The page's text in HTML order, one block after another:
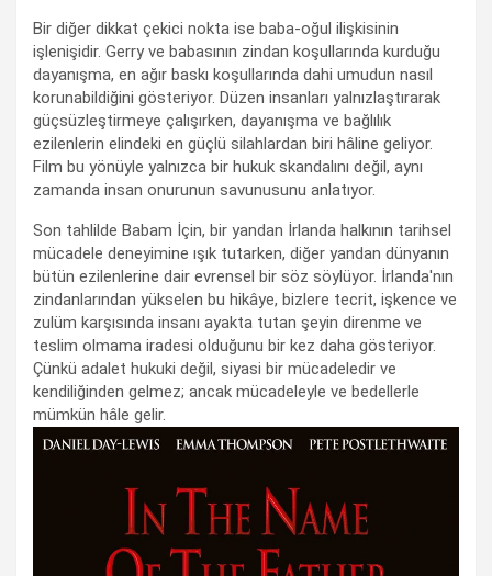
Bir diğer dikkat çekici nokta ise baba-oğul ilişkisinin
işlenişidir. Gerry ve babasının zindan koşullarında kurduğu
dayanışma, en ağır baskı koşullarında dahi umudun nasıl
korunabildiğini gösteriyor. Düzen insanları yalnızlaştırarak
güçsüzleştirmeye çalışırken, dayanışma ve bağlılık
ezilenlerin elindeki en güçlü silahlardan biri hâline geliyor.
Film bu yönüyle yalnızca bir hukuk skandalını değil, aynı
zamanda insan onurunun savunusunu anlatıyor.
Son tahlilde Babam İçin, bir yandan İrlanda halkının tarihsel
mücadele deneyimine ışık tutarken, diğer yandan dünyanın
bütün ezilenlerine dair evrensel bir söz söylüyor. İrlanda'nın
zindanlarından yükselen bu hikâye, bizlere tecrit, işkence ve
zulüm karşısında insanı ayakta tutan şeyin direnme ve
teslim olmama iradesi olduğunu bir kez daha gösteriyor.
Çünkü adalet hukuki değil, siyasi bir mücadeledir ve
kendiliğinden gelmez; ancak mücadeleyle ve bedellerle
mümkün hâle gelir.